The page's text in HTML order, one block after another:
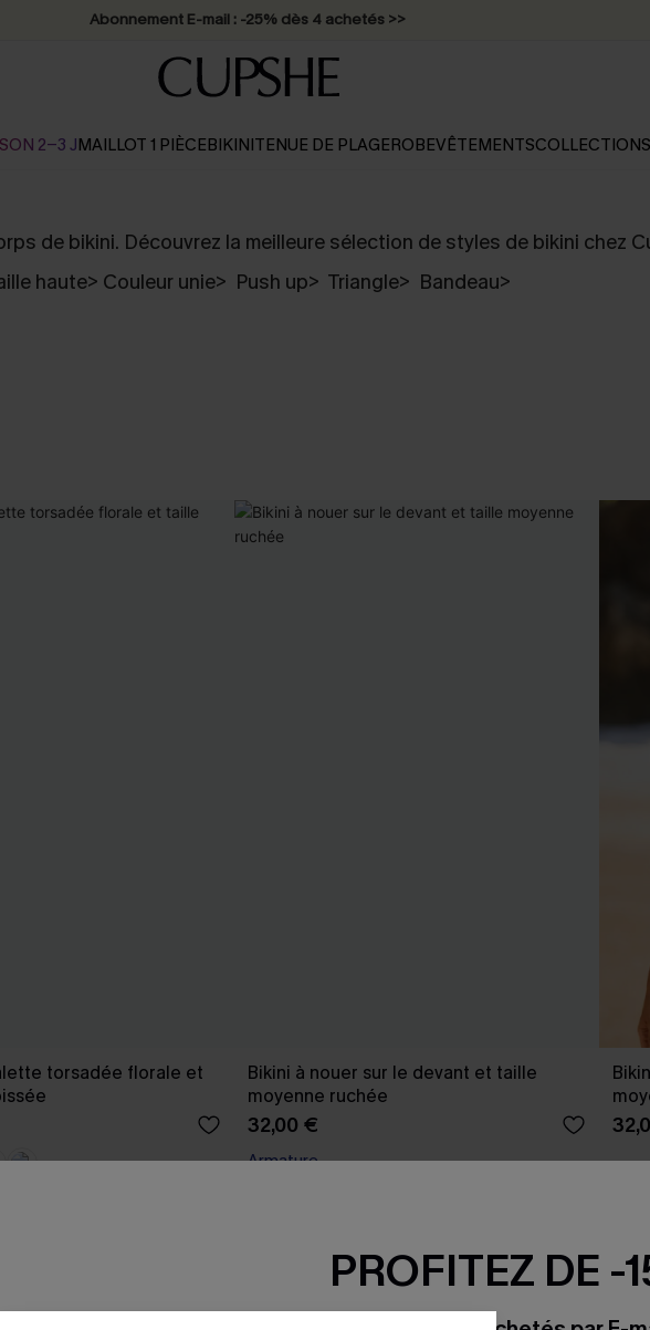
Abonnement E-mail : -25% dès 4 achetés >>
2-3 JMAILLOT 1 PIÈCEBIKINITENUE DE PLAGEROBEVÊTEMENTSCOLLECTIONS
de bikini. Découvrez la meilleure sélection de styles de bikini chez
haute> Couleur unie> Push up> Triangle> Bandeau>
torsadée florale et
Bikini à nouer sur le devant et taille
moyenne ruchée
32,00 €
Armature
PROFITEZ DE -